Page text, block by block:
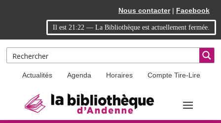
navigation
Nous contacter| Facebook
Il est 21:22 — La Bibliothèque est actuellement fermée.
Actualités Agenda Horaires Compte Tire-Lire